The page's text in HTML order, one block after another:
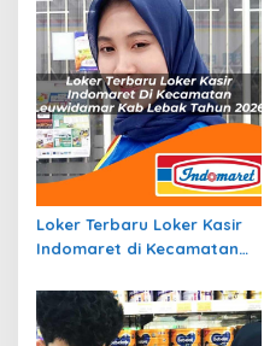
Loker Terbaru Loker Kasir
Indomaret di Kecamatan
Tahun 2026